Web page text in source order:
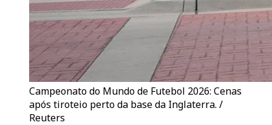
Campeonato do Mundo de Futebol 2026: Cenas
após tiroteio perto da base da Inglaterra. /
Reuters